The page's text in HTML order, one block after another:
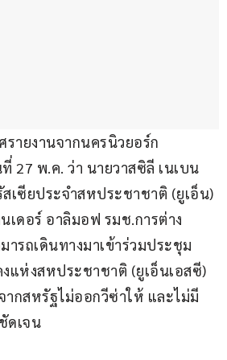
รายงานจากนครนิวยอร์ก
27 พ.ค. ว่า นายวาสซิลี เนเบน
เซียประจำสหประชาชาติ (ยูเอ็น)
เดอร์ อาลิมอฟ รมช.การต่าง
ารถเดินทางมาเข้าร่วมประชุม
แห่งสหประชาชาติ (ยูเอ็นเอสซี)
ากสหรัฐไม่ออกวีซ่าให้ และไม่มี
ดเจน